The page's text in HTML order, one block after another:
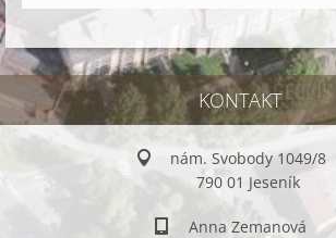
KONTAKT
nám. Svobody 1049/8
790 01 Jeseník
Anna Zemanová